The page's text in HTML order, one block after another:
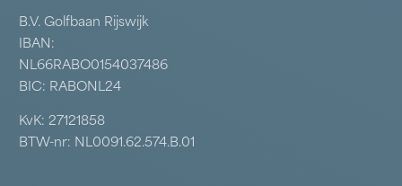
B.V. Golfbaan Rijswijk
IBAN:
NL66RABO0154037486
BIC: RABONL24
KvK: 27121858
BTW-nr: NL0091.62.574.B.01